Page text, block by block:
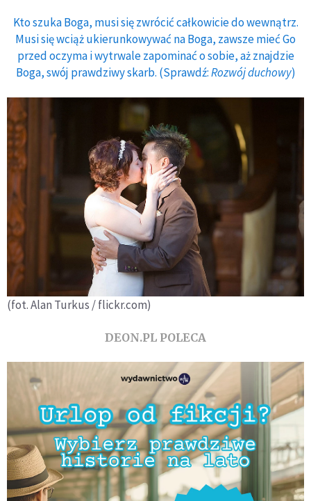
Kto szuka Boga, musi się zwrócić całkowicie do wewnątrz.
Musi się wciąż ukierunkowywać na Boga, zawsze mieć Go
przed oczyma i wytrwale zapominać o sobie, aż znajdzie
Boga, swój prawdziwy skarb. (Sprawdź:Rozwój duchowy)
(fot. Alan Turkus / flickr.com)
DEON.PL POLECA